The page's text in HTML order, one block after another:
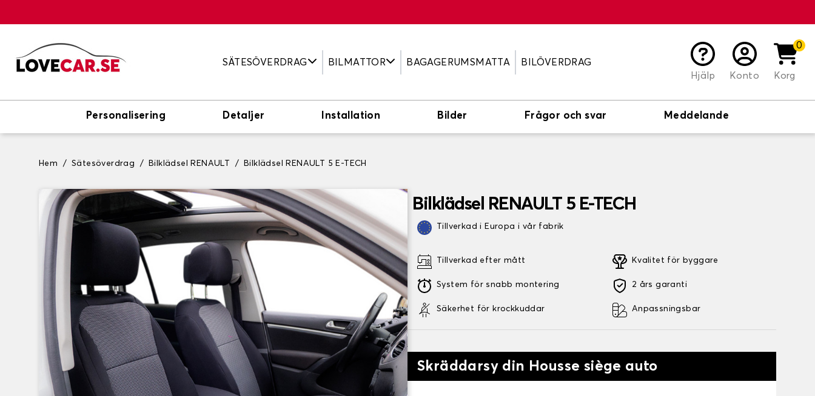
SÄTESÖVERDRAG BILMATTOR BAGAGERUMSMATTA
BILÖVERDRAG
Hjälp
Konto
0
Korg
Personalisering Detaljer Installation Bilder Frågor och svar Meddelande
Hem Sätesöverdrag Bilklädsel RENAULT Bilklädsel RENAULT 5 E-TECH
Bilklädsel RENAULT 5 E-TECH
Tillverkad i Europa i vår fabrik
Tillverkad efter mått
System för snabb montering
Säkerhet för krockkuddar
Kvalitet för byggare
2 års garanti
Anpassningsbar
Skräddarsy din Housse siège auto